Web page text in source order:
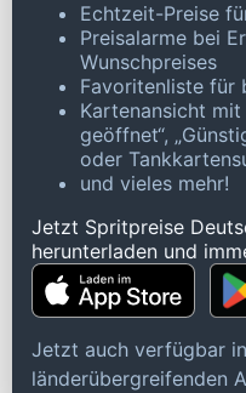
Echtzeit-Preise
Preisalarme bei
Wunschpreises
Favoritenliste für
Kartenansicht
geöffnet“,
oder
und vieles mehr!
Jetzt Spritpreise
herunterladen und
Jetzt auch verfügbar
länderübergreifenden